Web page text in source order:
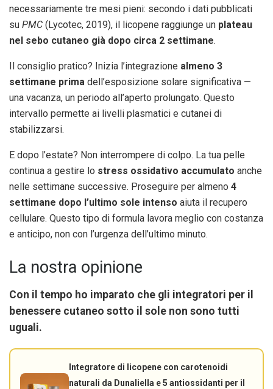
necessariamente tre mesi pieni: secondo i dati pubblicati
su PMC (Lycotec, 2019), il licopene raggiunge un plateau
nel sebo cutaneo già dopo circa 2 settimane.
Il consiglio pratico? Inizia l’integrazione almeno 3
settimane prima dell’esposizione solare significativa —
una vacanza, un periodo all’aperto prolungato. Questo
intervallo permette ai livelli plasmatici e cutanei di
stabilizzarsi.
E dopo l’estate? Non interrompere di colpo. La tua pelle
continua a gestire lo stress ossidativo accumulato anche
nelle settimane successive. Proseguire per almeno 4
settimane dopo l’ultimo sole intenso aiuta il recupero
cellulare. Questo tipo di formula lavora meglio con costanza
e anticipo, non con l’urgenza dell’ultimo minuto.
La nostra opinione
Con il tempo ho imparato che gli integratori per il
benessere cutaneo sotto il sole non sono tutti
uguali.
Integratore di licopene con carotenoidi
naturali da Dunaliella e 5 antiossidanti per il